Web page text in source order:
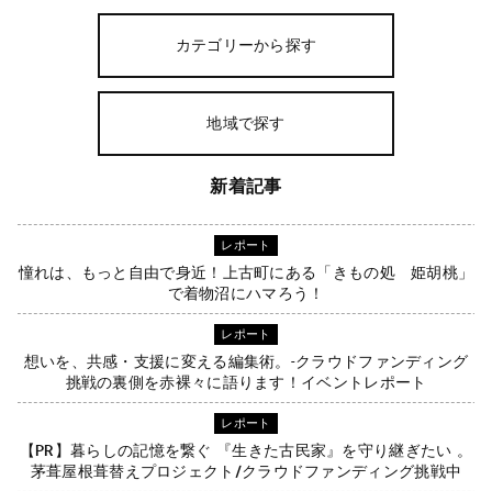
カテゴリーから探す
地域で探す
新着記事
レポート
憧れは、もっと自由で身近！上古町にある「きもの処 姫胡桃」
で着物沼にハマろう！
レポート
想いを、共感・支援に変える編集術。-クラウドファンディング
挑戦の裏側を赤裸々に語ります！イベントレポート
レポート
【PR】暮らしの記憶を繋ぐ 『生きた古民家』を守り継ぎたい 。
茅葺屋根葺替えプロジェクト/クラウドファンディング挑戦中